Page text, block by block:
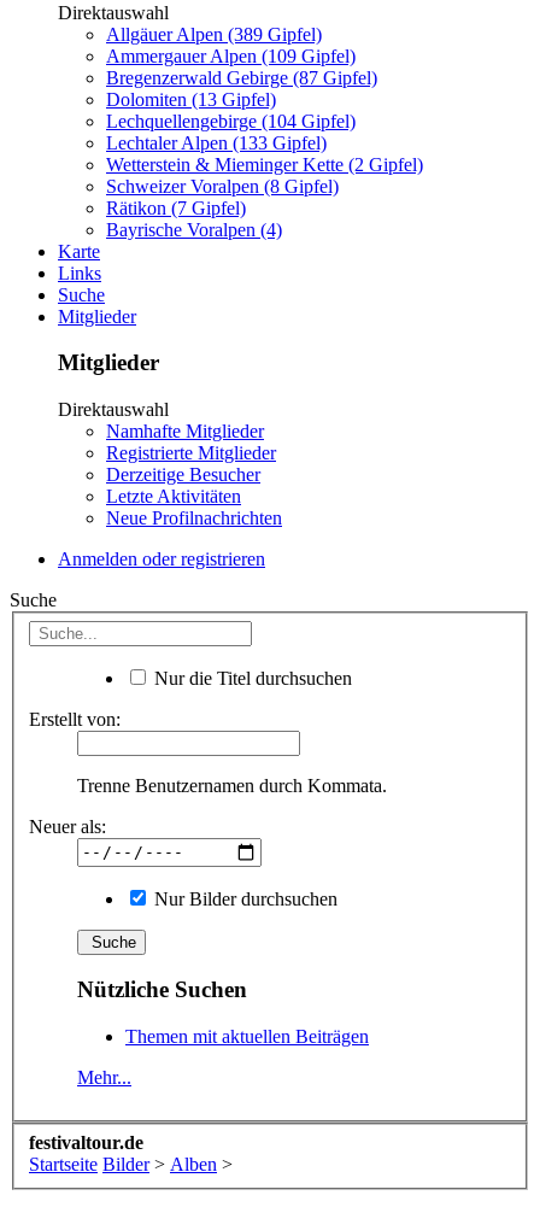
Direktauswahl
Allgäuer Alpen (389 Gipfel)
Ammergauer Alpen (109 Gipfel)
Bregenzerwald Gebirge (87 Gipfel)
Dolomiten (13 Gipfel)
Lechquellengebirge (104 Gipfel)
Lechtaler Alpen (133 Gipfel)
Wetterstein & Mieminger Kette (2 Gipfel)
Schweizer Voralpen (8 Gipfel)
Rätikon (7 Gipfel)
Bayrische Voralpen (4)
Karte
Links
Suche
Mitglieder
Mitglieder
Direktauswahl
Namhafte Mitglieder
Registrierte Mitglieder
Derzeitige Besucher
Letzte Aktivitäten
Neue Profilnachrichten
Anmelden oder registrieren
Suche
Nur die Titel durchsuchen
Erstellt von:
Trenne Benutzernamen durch Kommata.
Neuer als:
Nur Bilder durchsuchen
Nützliche Suchen
Themen mit aktuellen Beiträgen
Mehr...
festivaltour.de
Startseite Bilder > Alben >